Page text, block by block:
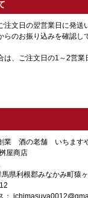
文日の翌営業日に発送
らのお振り込みを確認し
は、ご注文日の1～2営業
業 酒の老舗 いちます
屋商店
県利根郡みなかみ町猿